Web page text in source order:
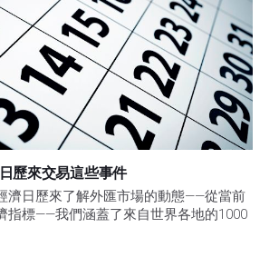
歷來交易這些事件
濟日歷來了解外匯市場的動態——從當前
指標——我們涵蓋了來自世界各地的1000